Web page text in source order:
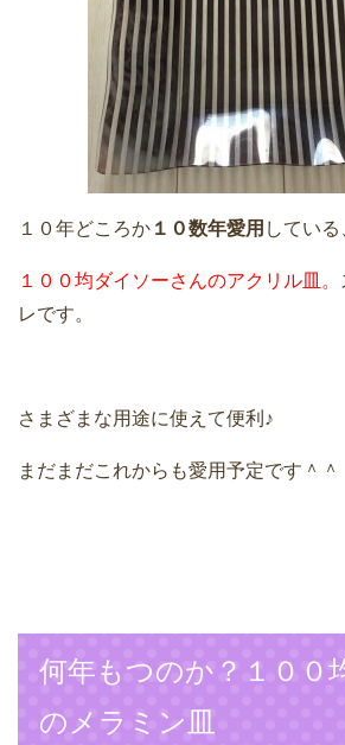
１０年どころか １０数年愛用 している
１００均ダイソーさんのアクリル皿。
レです。
さまざまな用途に使えて便利♪
まだまだこれからも愛用予定です＾＾
何年もつのか？１００
のメラミン皿